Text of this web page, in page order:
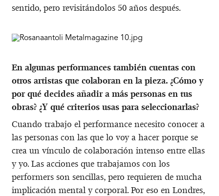
sentido, pero revisitándolos 50 años después.
En algunas performances también cuentas con
otros artistas que colaboran en la pieza. ¿Cómo y
por qué decides añadir a más personas en tus
obras? ¿Y qué criterios usas para seleccionarlas?
Cuando trabajo el performance necesito conocer a
las personas con las que lo voy a hacer porque se
crea un vínculo de colaboración intenso entre ellas
y yo. Las acciones que trabajamos con los
performers son sencillas, pero requieren de mucha
implicación mental y corporal. Por eso en Londres,